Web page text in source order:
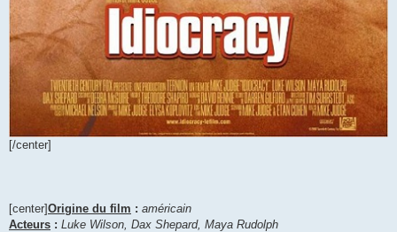
[/center]
[center]Origine du film : américain
Acteurs : Luke Wilson, Dax Shepard, Maya Rudolph